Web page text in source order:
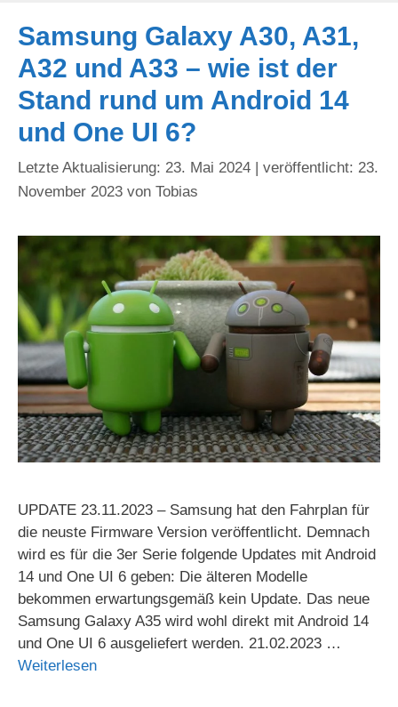
Samsung Galaxy A30, A31,
A32 und A33 – wie ist der
Stand rund um Android 14
und One UI 6?
23. Mai 2024
23.
November 2023 von Tobias
UPDATE 23.11.2023 – Samsung hat den Fahrplan für
die neuste Firmware Version veröffentlicht. Demnach
wird es für die 3er Serie folgende Updates mit Android
14 und One UI 6 geben: Die älteren Modelle
bekommen erwartungsgemäß kein Update. Das neue
Samsung Galaxy A35 wird wohl direkt mit Android 14
und One UI 6 ausgeliefert werden. 21.02.2023 …
Weiterlesen